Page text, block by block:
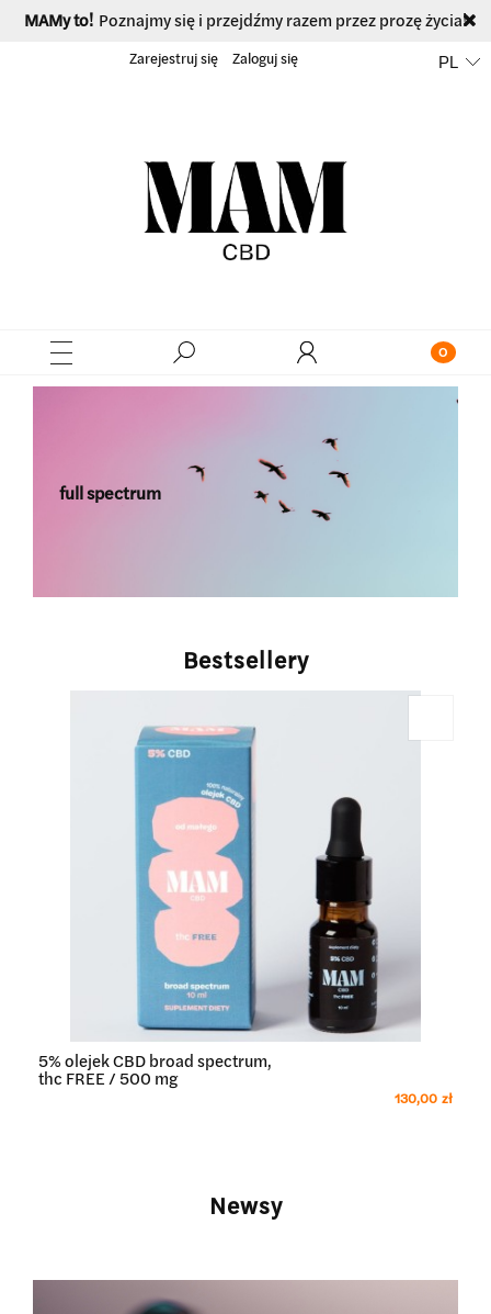
MAMy to! Poznajmy się i przejdźmy razem przez prozę życia!
Zarejestruj się Zaloguj się
full spectrum
Bestsellery
5% olejek CBD broad spectrum,
thc FREE / 500 mg
130,00 zł
Newsy